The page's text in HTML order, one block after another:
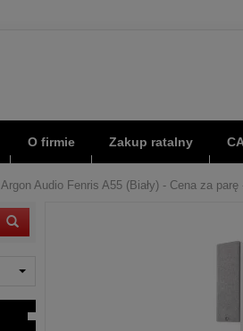
O firmie Zakup ratalny
Argon Audio Fenris A55 (Biały) - Cena za